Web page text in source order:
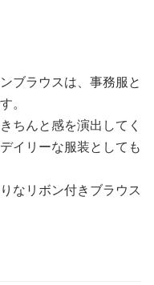
ブラウスは、事務服と
。
ちんと感を演出してく
イリーな服装としても
なリボン付きブラウス